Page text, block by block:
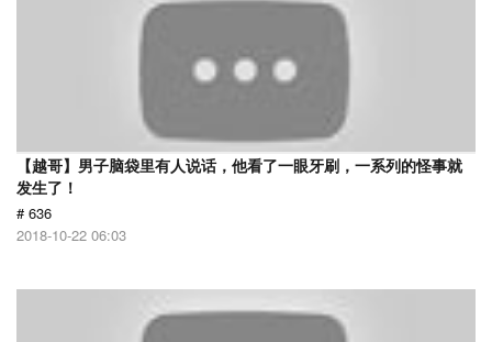
【越哥】男子脑袋里有人说话，他看了一眼牙刷，一系列的怪事就
发生了！
# 636
2018-10-22 06:03